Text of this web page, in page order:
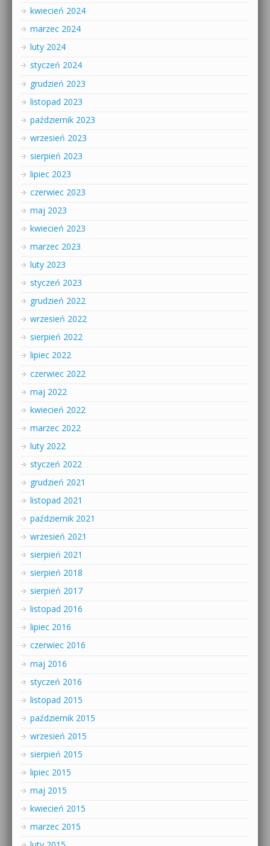
kwiecień 2024
marzec 2024
luty 2024
styczeń 2024
grudzień 2023
listopad 2023
październik 2023
wrzesień 2023
sierpień 2023
lipiec 2023
czerwiec 2023
maj 2023
kwiecień 2023
marzec 2023
luty 2023
styczeń 2023
grudzień 2022
wrzesień 2022
sierpień 2022
lipiec 2022
czerwiec 2022
maj 2022
kwiecień 2022
marzec 2022
luty 2022
styczeń 2022
grudzień 2021
listopad 2021
październik 2021
wrzesień 2021
sierpień 2021
sierpień 2018
sierpień 2017
listopad 2016
lipiec 2016
czerwiec 2016
maj 2016
styczeń 2016
listopad 2015
październik 2015
wrzesień 2015
sierpień 2015
lipiec 2015
maj 2015
kwiecień 2015
marzec 2015